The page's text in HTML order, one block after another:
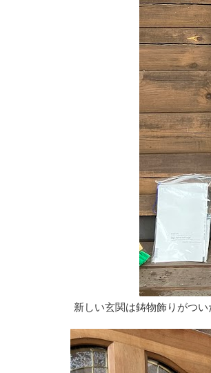
新しい玄関は鋳物飾りがつ